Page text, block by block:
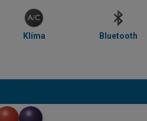
Klíma Bluetooth